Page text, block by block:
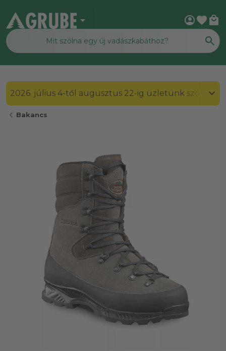
arrow_drop_down account_circlefavorite local_mall
2026. július 4-től augusztus 22-ig üzletünk
chevron_left Bakancs